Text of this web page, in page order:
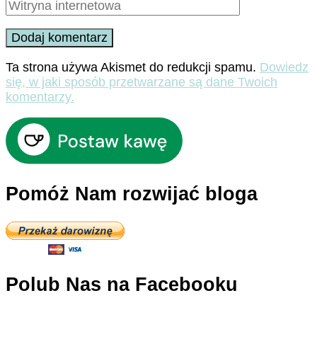
Ta strona używa Akismet do redukcji spamu. Dowiedz
się, w jaki sposób przetwarzane są dane Twoich
komentarzy.
Pomóż Nam rozwijać bloga
Polub Nas na Facebooku